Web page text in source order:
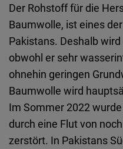
Der Rohstoff für die
Baumwolle, ist eines
Pakistans. Deshalb
obwohl er sehr
ohnehin geringen
Baumwolle wird
Im Sommer 2022
durch eine Flut von
zerstört. In Pakistans